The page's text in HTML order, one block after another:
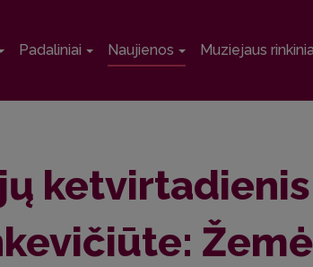
Padaliniai Naujienos Muziejaus
ketvirtadienis